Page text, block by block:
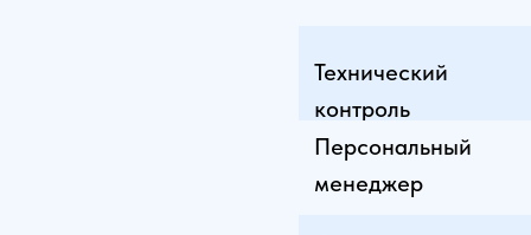
Технический
контроль
Персональный
менеджер